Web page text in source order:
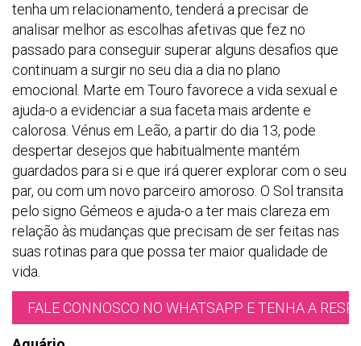
tenha um relacionamento, tenderá a precisar de
analisar melhor as escolhas afetivas que fez no
passado para conseguir superar alguns desafios que
continuam a surgir no seu dia a dia no plano
emocional. Marte em Touro favorece a vida sexual e
ajuda-o a evidenciar a sua faceta mais ardente e
calorosa. Vénus em Leão, a partir do dia 13, pode
despertar desejos que habitualmente mantém
guardados para si e que irá querer explorar com o seu
par, ou com um novo parceiro amoroso. O Sol transita
pelo signo Gémeos e ajuda-o a ter mais clareza em
relação às mudanças que precisam de ser feitas nas
suas rotinas para que possa ter maior qualidade de
vida.
FALE CONNOSCO NO WHATSAPP E TENHA A